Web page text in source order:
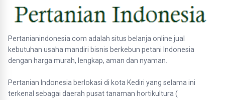
Pertanianindonesia.com adalah situs belanja online jual
kebutuhan usaha mandiri bisnis berkebun petani Indonesia
dengan harga murah, lengkap, aman dan nyaman.
Pertanian Indonesia berlokasi di kota Kediri yang selama ini
terkenal sebagai daerah pusat tanaman hortikultura (